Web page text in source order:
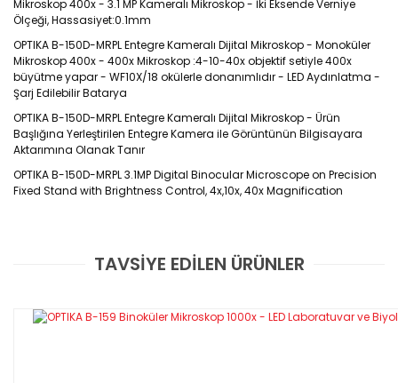
Mikroskop 400x - 3.1 MP Kameralı Mikroskop - İki Eksende Verniye
Ölçeği, Hassasiyet:0.1mm
OPTIKA B-150D-MRPL Entegre Kameralı Dijital Mikroskop - Monoküler
Mikroskop 400x - 400x Mikroskop :4-10-40x objektif setiyle 400x
büyütme yapar - WF10X/18 okülerle donanımlıdır - LED Aydınlatma -
Şarj Edilebilir Batarya
OPTIKA B-150D-MRPL Entegre Kameralı Dijital Mikroskop - Ürün
Başlığına Yerleştirilen Entegre Kamera ile Görüntünün Bilgisayara
Aktarımına Olanak Tanır
OPTIKA B-150D-MRPL 3.1MP Digital Binocular Microscope on Precision
Fixed Stand with Brightness Control, 4x,10x, 40x Magnification
Bu ürüne ilk yorumu siz yapın!
Yorum Yaz
Dijital Mikroskop
OPTIKA B-150 Mikroskop Serisi
TAVSİYE EDİLEN ÜRÜNLER